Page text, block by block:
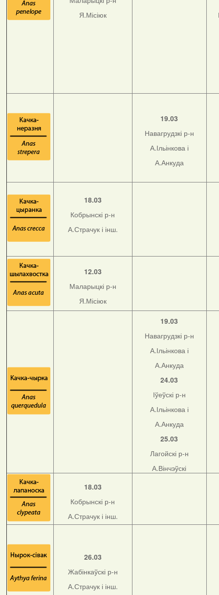
Я.Місіюк
19.03
Навагрудзкі р-н
А.Ільінкова і
А.Анкуда
18.03
Кобрынскі р-н
А.Страчук і інш.
12.03
Маларыцкі р-н
Я.Місіюк
19.03
Навагрудзкі р-н
А.Ільінкова і
А.Анкуда
24.03
Іўеўскі р-н
А.Ільінкова і
А.Анкуда
25.03
Лагойскі р-н
А.Вінчэўскі
18.03
Кобрынскі р-н
А.Страчук і інш.
26.03
Жабінкаўскі р-н
А.Страчук і інш.